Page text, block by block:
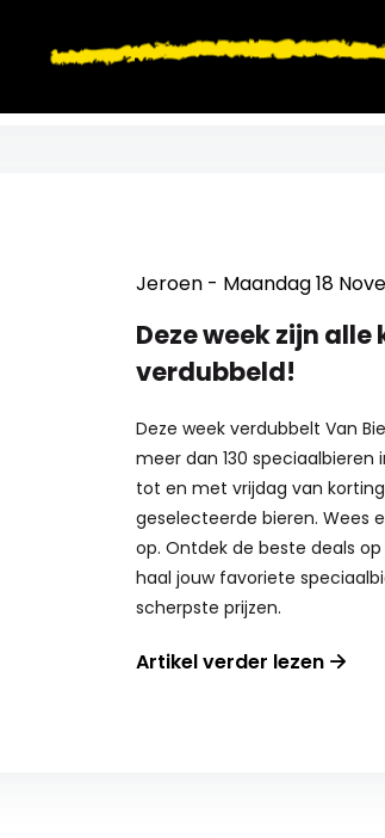
Jeroen - Maandag 18
Deze week zijn
verdubbeld!
Deze week verdubbelt Van
meer dan 130 speciaalbieren
tot en met vrijdag van
geselecteerde bieren. Wees
op. Ontdek de beste deals
haal jouw favoriete
scherpste prijzen.
Artikel verder lezen